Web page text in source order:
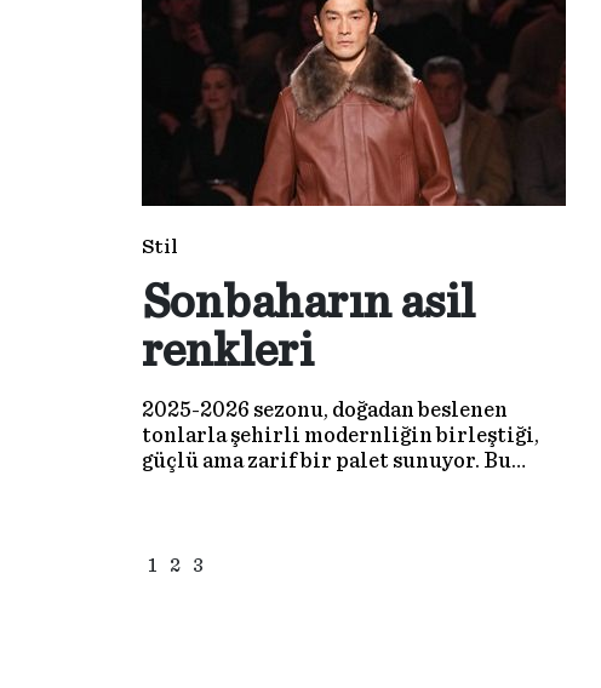
bulunurken geleceğe güçlü bir kapı
araladı.
Stil
Sonbaharın asil
renkleri
2025-2026 sezonu, doğadan beslenen
tonlarla şehirli modernliğin birleştiği,
güçlü ama zarif bir palet sunuyor. Bu
1 2 3